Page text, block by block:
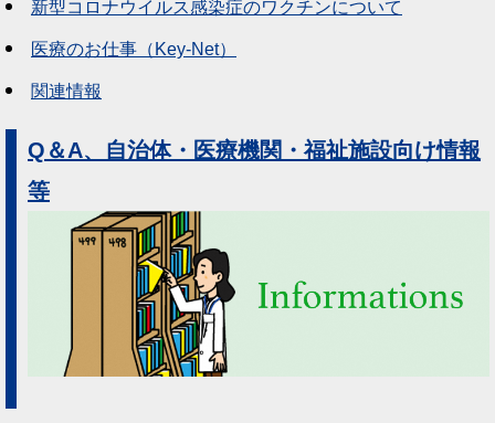
新型コロナウイルス感染症のワクチンについて
医療のお仕事（Key-Net）
関連情報
Q＆A、自治体・医療機関・福祉施設向け情報
等